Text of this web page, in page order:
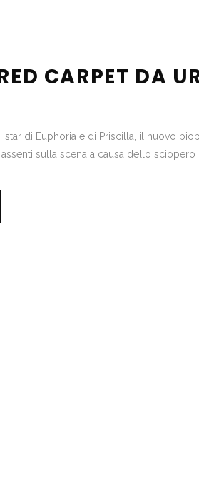
CARPET DA
di Euphoria e di Priscilla, il nuovo
sulla scena a causa dello sciopero